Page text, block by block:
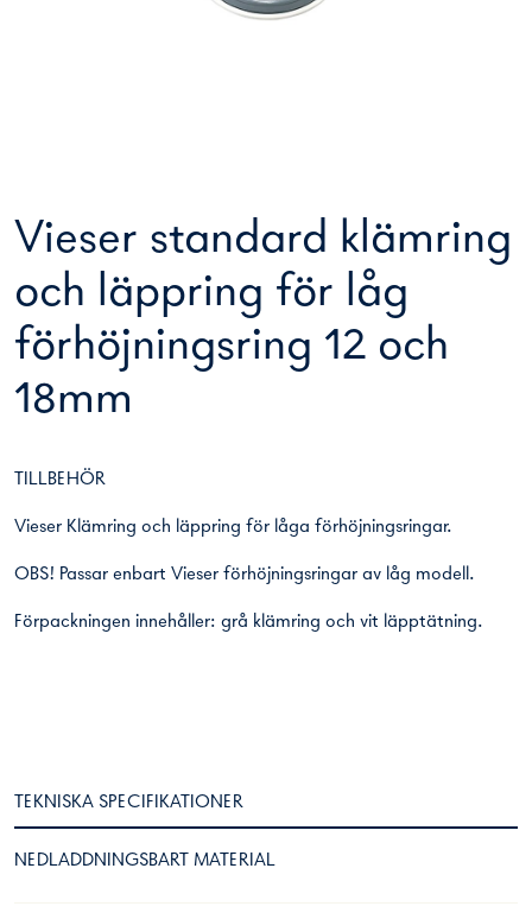
Vieser standard klämring
och läppring för låg
förhöjningsring 12 och
18mm
TILLBEHÖR
Vieser Klämring och läppring för låga förhöjningsringar.
OBS! Passar enbart Vieser förhöjningsringar av låg modell.
Förpackningen innehåller: grå klämring och vit läpptätning.
TEKNISKA SPECIFIKATIONER
NEDLADDNINGSBART MATERIAL